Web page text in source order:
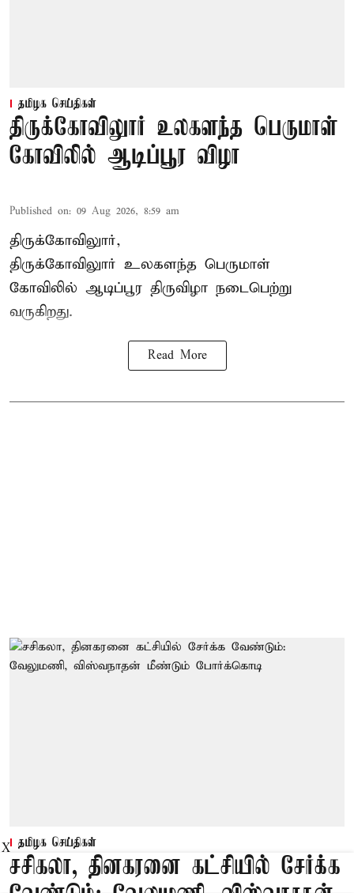
தமிழக செய்திகள்
திருக்கோவிலுார் உலகளந்த பெருமாள்
கோவிலில் ஆடிப்பூர விழா
Published on: 09 Aug 2026, 8:59 am
திருக்கோவிலுார்,
திருக்கோவிலுார் உலகளந்த பெருமாள்
கோவிலில் ஆடிப்பூர திருவிழா நடைபெற்று
வருகிறது.
Read More
தமிழக செய்திகள்
சசிகலா, தினகரனை கட்சியில் சேர்க்க
X